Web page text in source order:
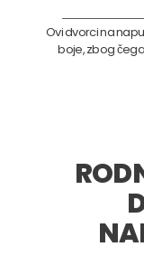
Ovi dvorci na
boje, zbog